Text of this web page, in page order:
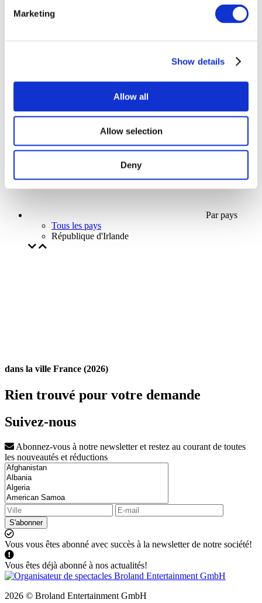
Marketing
Show details
Allow all
Allow selection
Deny
Sans sous-genre
Appliquer
Par pays
Tous les pays
République d'Irlande
dans la ville France (2026)
Rien trouvé pour votre demande
Suivez-nous
Abonnez-vous à notre newsletter et restez au courant de toutes
les nouveautés et réductions
S'abonner
Vous vous êtes abonné avec succès à la newsletter de notre société!
Vous êtes déjà abonné à nos actualités!
2026 © Broland Entertainment GmbH